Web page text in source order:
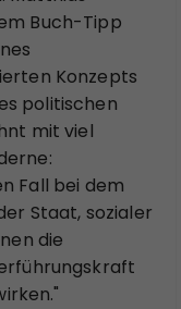
Buch-Tipp
Konzepts
politischen
mit viel
Fall bei dem
Staat, sozialer
die